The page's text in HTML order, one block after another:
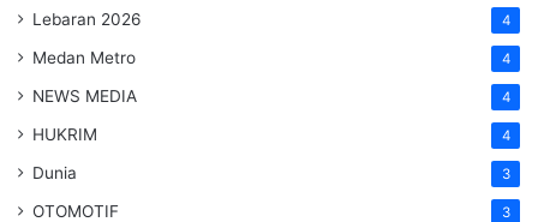
Lebaran 2026 4
Medan Metro 4
NEWS MEDIA 4
HUKRIM 4
Dunia 3
OTOMOTIF 3